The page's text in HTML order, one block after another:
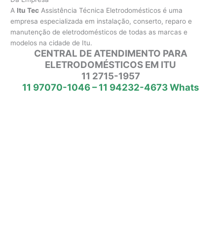
A Itu Tec Assistência Técnica Eletrodomésticos é uma
empresa especializada em instalação, conserto, reparo e
manutenção de eletrodomésticos de todas as marcas e
modelos na cidade de Itu.
CENTRAL DE ATENDIMENTO PARA
ELETRODOMÉSTICOS EM ITU
11 2715-1957
11 97070-1046 – 11 94232-4673 Whats